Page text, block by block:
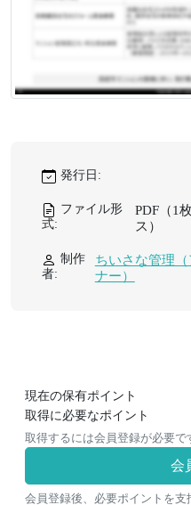
発行日:
ファイル形
式:
PDF（1
ス）
制作
者:
ちいさな管理
ナー）
現在の保有ポイント
取得に必要なポイント
取得するには会員登録が必要で
会
会員登録後、必要ポイントを支